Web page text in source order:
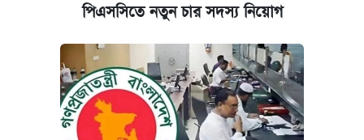
পিএসসিতে নতুন চার সদস্য নিয়োগ